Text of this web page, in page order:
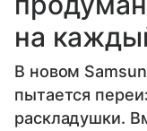
на
В новом
пытается
раскладушки.